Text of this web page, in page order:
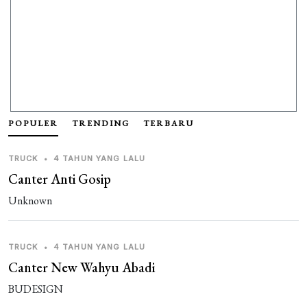
POPULER TRENDING TERBARU
TRUCK • 4 TAHUN YANG LALU
Canter Anti Gosip
Unknown
TRUCK • 4 TAHUN YANG LALU
Canter New Wahyu Abadi
BUDESIGN